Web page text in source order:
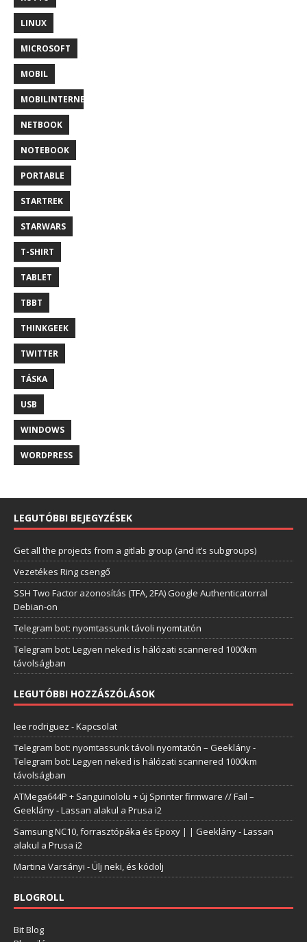
LINUX
MICROSOFT
MOBIL
MOBILINTERNET
NETBOOK
NOTEBOOK
PORTABLE
STARTREK
STARWARS
T-SHIRT
TABLET
TBBT
THINKGEEK
TWITTER
TÁSKA
USB
WINDOWS
WORDPRESS
LEGUTÓBBI BEJEGYZÉSEK
Get all the projects from a gitlab group (and it’s subgroups)
Vezetékes Ring csengő
SSH Two Factor azonosítás (TFA, 2FA) Google Authenticatorral
Debian-on
Telegram bot: nyomtassunk távoli nyomtatón
Telegram bot: Legyen neked is hálózati scannered 1000km
távolságban
LEGUTÓBBI HOZZÁSZÓLÁSOK
lee rodriguez -Kapcsolat
Telegram bot: nyomtassunk távoli nyomtatón – Geeklány-
Telegram bot: Legyen neked is hálózati scannered 1000km
távolságban
ATMega644P + Sanguinololu + új Sprinter firmware // Fail –
Geeklány-Lassan alakul a Prusa i2
Samsung NC10, forrasztópáka és Epoxy | | Geeklány-Lassan
alakul a Prusa i2
Martina Varsányi -Ülj neki, és kódolj
BLOGROLL
Bit Blog